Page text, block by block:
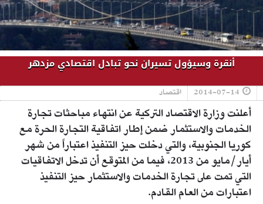
أنقرة وسيؤول تسيران نحو تبادل اقتصادي مزدهر
2014-07-14 اقتصاد
أعلنت وزارة الاقتصاد التركية عن انتهاء مباحثات تجارة
الخدمات والاستثمار ضمن إطار اتفاقية التجارة الحرة مع
كوريا الجنوبية، والتي دخلت حيز التنفيذ اعتباراً من شهر
أيار/مايو من 2013، فيما من المتوقع أن تدخل الاتفاقيات
التي تمت على تجارة الخدمات والاستثمار حيز التنفيذ
اعتبارات من العام القادم.